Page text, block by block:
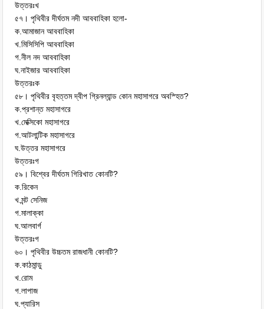
উত্তরঃখ
৫৭। পৃথিবীর দীর্ঘতম নদী আববাহিকা হলো-
ক.আমাজান আববাহিকা
খ.মিসিসিপি আববাহিকা
গ.নীল নদ আববাহিকা
ঘ.নাইজার আববাহিকা
উত্তরঃক
৫৮। পৃথিবীর বৃহত্তম দ্বীপ গ্রিনল্যান্ড কোন মহাসাগরে অবস্হিত?
ক.প্রশান্ত মহাসাগরে
খ.মেক্সিকো মহাসাগরে
গ.আটলান্টিক মহাসাগরে
ঘ.উত্তর মহাসাগরে
উত্তরঃগ
৫৯। বিশ্বের দীর্ঘতম গিরিখাত কোনটি?
ক.রিকেন
খ.মন্ট সেনিজ
গ.মালাক্কা
ঘ.আলবার্গ
উত্তরঃগ
৬০। পৃথিবীর উচ্চতম রাজধানী কোনটি?
ক.কাঠমান্ডু
খ.রোম
গ.লাপাজ
ঘ.প্যারিস